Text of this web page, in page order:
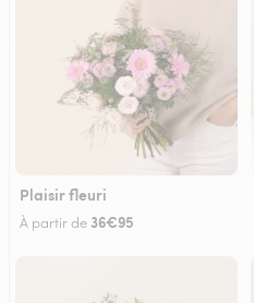
Plaisir fleuri
À partir de 36€95